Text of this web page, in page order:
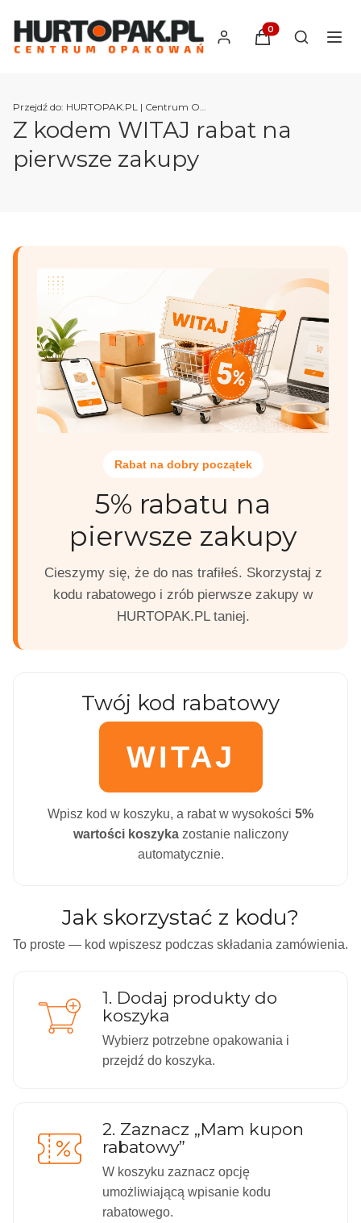
Produkty w
Otwórz
Przejdź do: HURTOPAK.PL | Centrum Opakowań
Z kodem WITAJ rabat na
pierwsze zakupy
Rabat na dobry początek
5% rabatu na
pierwsze zakupy
Cieszymy się, że do nas trafiłeś. Skorzystaj z
kodu rabatowego i zrób pierwsze zakupy w
HURTOPAK.PL taniej.
Twój kod rabatowy
WITAJ
Wpisz kod w koszyku, a rabat w wysokości 5%
wartości koszykazostanie naliczony
automatycznie.
Jak skorzystać z kodu?
To proste — kod wpiszesz podczas składania zamówienia.
1. Dodaj produkty do
koszyka
Wybierz potrzebne opakowania i
przejdź do koszyka.
2. Zaznacz „Mam kupon
rabatowy”
W koszyku zaznacz opcję
umożliwiającą wpisanie kodu
rabatowego.